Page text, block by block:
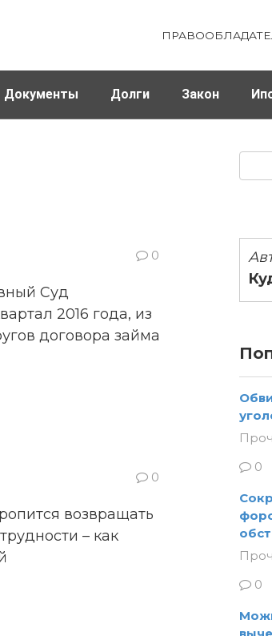
Документы Долги Закон
0
Суд
2016 года, из
договора займа
0
возвращать
– как
0
0